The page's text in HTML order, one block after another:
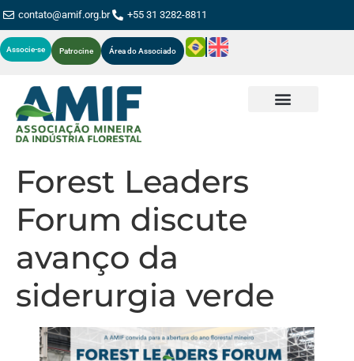
contato@amif.org.br +55 31 3282-8811
Associe-se Patrocine Área do Associado
Forest Leaders
Forum discute
avanço da
siderurgia verde